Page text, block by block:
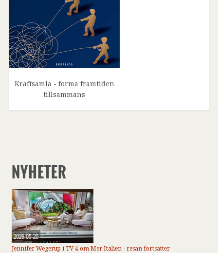
Kraftsamla - forma framtiden
tillsammans
NYHETER
2026-05-20
Jennifer Wegerup i TV 4 om Mer Italien - resan fortsätter